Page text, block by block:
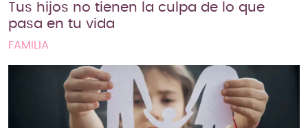
Tus hijos no tienen la culpa de lo que
pasa en tu vida
FAMILIA